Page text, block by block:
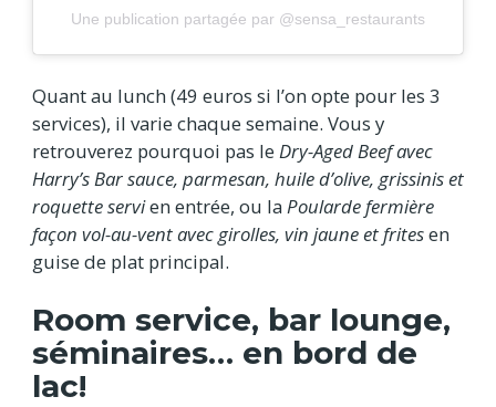
Une publication partagée par @sensa_restaurants
Quant au lunch (49 euros si l’on opte pour les 3
services), il varie chaque semaine. Vous y
retrouverez pourquoi pas le Dry-Aged Beef avec
Harry’s Bar sauce, parmesan, huile d’olive, grissinis et
roquette servien entrée, ou laPoularde fermière
façon vol-au-vent avec girolles, vin jaune et fritesen
guise de plat principal.
Room service, bar lounge,
séminaires… en bord de
lac!